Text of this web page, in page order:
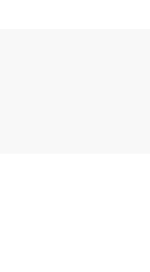
frigorífico con
la zona de